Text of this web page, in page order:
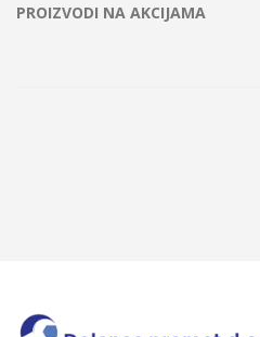
PROIZVODI NA AKCIJAMA